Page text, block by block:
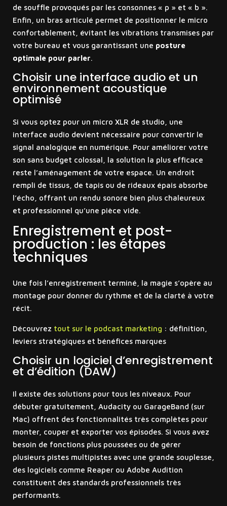
de souffle provoqués par les consonnes « p » et « b ».
Enfin, un bras articulé permet de positionner le micro
confortablement, évitant les vibrations transmises par
votre bureau et vous garantissant une posture
optimale pour parler.
Choisir une interface audio et un
environnement acoustique
optimisé
Si vous optez pour un micro XLR de studio, une
interface audio devient nécessaire pour convertir le
signal analogique en numérique. Pour améliorer votre
son sans budget colossal, la solution la plus efficace
reste l’aménagement de votre espace. Un endroit
rempli de tissus, de tapis ou de rideaux épais absorbe
l’écho, offrant un rendu sonore bien plus chaleureux
et professionnel qu’une pièce vide.
Enregistrement et post-
production : les étapes
techniques
Une fois l’enregistrement terminé, la magie s’opère au
montage pour donner du rythme et de la clarté à votre
récit.
Découvrez tout sur le podcast marketing : définition,
leviers stratégiques et bénéfices marques
Choisir un logiciel d’enregistrement
et d’édition (DAW)
Il existe des solutions pour tous les niveaux. Pour
débuter gratuitement, Audacity ou GarageBand (sur
Mac) offrent des fonctionnalités très complètes pour
monter, couper et exporter vos épisodes. Si vous avez
besoin de fonctions plus poussées ou de gérer
plusieurs pistes multipistes avec une grande souplesse,
des logiciels comme Reaper ou Adobe Audition
constituent des standards professionnels très
performants.